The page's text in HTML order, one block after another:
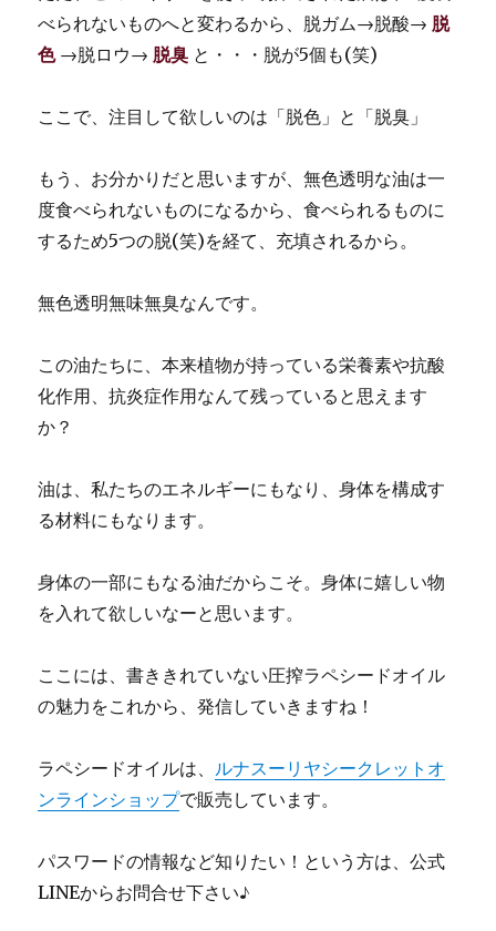
べられないものへと変わるから、脱ガム→脱酸→ 脱
色 →脱ロウ→ 脱臭 と・・・脱が5個も(笑)
ここで、注目して欲しいのは「脱色」と「脱臭」
もう、お分かりだと思いますが、無色透明な油は一
度食べられないものになるから、食べられるものに
するため5つの脱(笑)を経て、充填されるから。
無色透明無味無臭なんです。
この油たちに、本来植物が持っている栄養素や抗酸
化作用、抗炎症作用なんて残っていると思えます
か？
油は、私たちのエネルギーにもなり、身体を構成す
る材料にもなります。
身体の一部にもなる油だからこそ。身体に嬉しい物
を入れて欲しいなーと思います。
ここには、書ききれていない圧搾ラペシードオイル
の魅力をこれから、発信していきますね！
ラペシードオイルは、 ルナスーリヤシークレットオ
ンラインショップで販売しています。
パスワードの情報など知りたい！という方は、公式
LINEからお問合せ下さい♪